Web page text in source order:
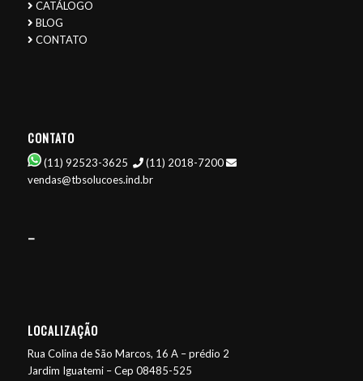
CATÁLOGO
BLOG
CONTATO
CONTATO
(11) 92523-3625
(11) 2018-7200
vendas@tbsolucoes.ind.br
–
LOCALIZAÇÃO
Rua Colina de São Marcos, 16 A – prédio 2
Jardim Iguatemi – Cep 08485-525